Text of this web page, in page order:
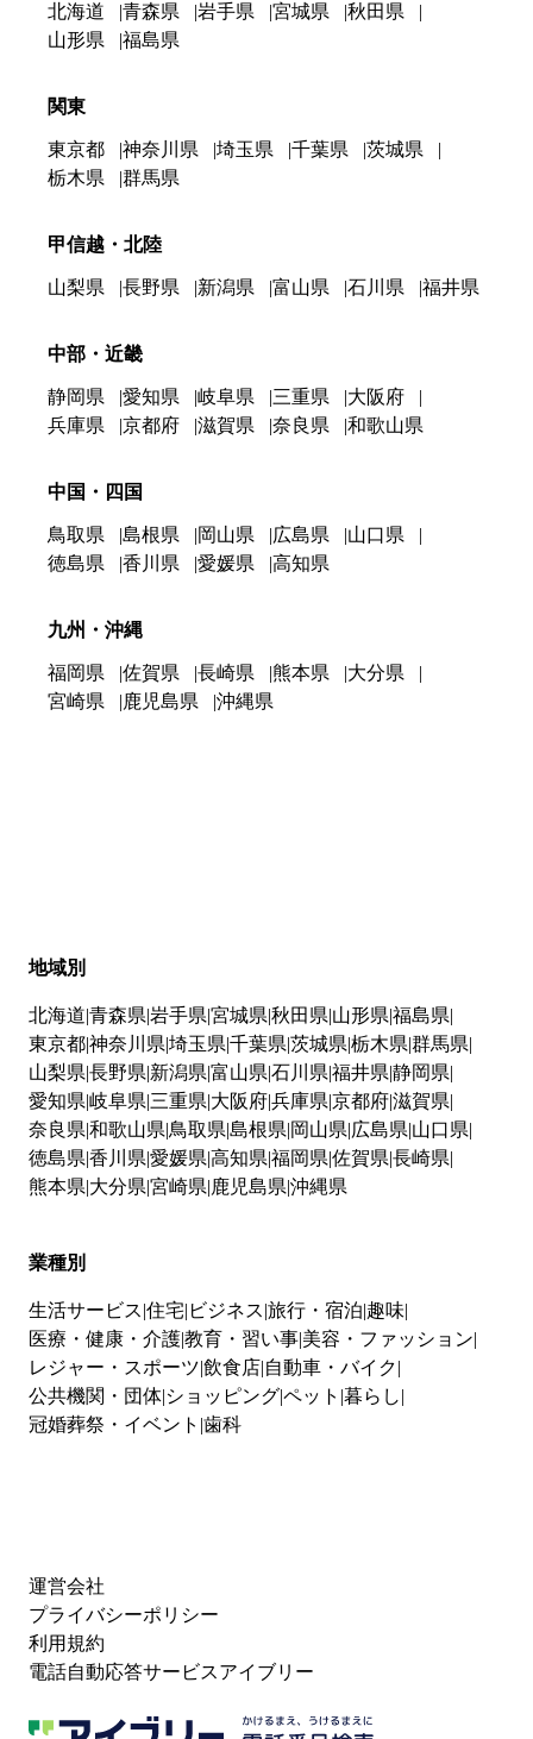
北海道 青森県 岩手県 宮城県
秋田県
山形県
福島県
関東
東京都 神奈川県 埼玉県 千葉県
茨城県
栃木県
群馬県
甲信越・北陸
山梨県 長野県 新潟県 富山県 石川県 福井県
中部・近畿
静岡県 愛知県 岐阜県 三重県
大阪府
兵庫県
京都府 滋賀県 奈良県 和歌山県
中国・四国
鳥取県 島根県 岡山県 広島県
山口県
徳島県
香川県 愛媛県 高知県
九州・沖縄
福岡県 佐賀県 長崎県 熊本県
大分県
宮崎県
鹿児島県 沖縄県
地域別
北海道 青森県 岩手県 宮城県 秋田県 山形県 福島県
東京都神奈川県 埼玉県 千葉県 茨城県 栃木県 群馬県
山梨県 長野県 新潟県 富山県 石川県 福井県 静岡県
愛知県 岐阜県 三重県 大阪府兵庫県 京都府滋賀県
奈良県 和歌山県 鳥取県 島根県 岡山県 広島県 山口県
徳島県 香川県 愛媛県 高知県 福岡県 佐賀県 長崎県
熊本県 大分県 宮崎県 鹿児島県 沖縄県
業種別
生活サービス 住宅 ビジネス 旅行・宿泊 趣味
医療・健康・介護教育・習い事 美容・ファッション
レジャー・スポーツ 飲食店 自動車・バイク
公共機関・団体 ショッピングペット 暮らし
冠婚葬祭・イベント 歯科
運営会社
プライバシーポリシー
利用規約
電話自動応答サービスアイブリー